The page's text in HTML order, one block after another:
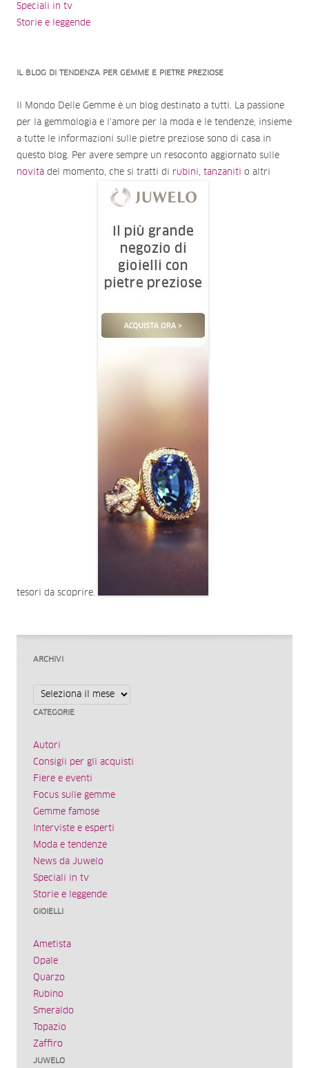
Speciali in tv
Storie e leggende
IL BLOG DI TENDENZA PER GEMME E PIETRE PREZIOSE
Il Mondo Delle Gemme è un blog destinato a tutti. La passione
per la gemmologia e l'amore per la moda e le tendenze, insieme
a tutte le informazioni sulle pietre preziose sono di casa in
questo blog. Per avere sempre un resoconto aggiornato sulle
novità del momento, che si tratti di rubini tanzaniti o altri
tesori da scoprire.
ARCHIVI
Archivi
CATEGORIE
Autori
Consigli per gli acquisti
Fiere e eventi
Focus sulle gemme
Gemme famose
Interviste e esperti
Moda e tendenze
News da Juwelo
Speciali in tv
Storie e leggende
GIOIELLI
Ametista
Opale
Quarzo
Rubino
Smeraldo
Topazio
Zaffiro
JUWELO